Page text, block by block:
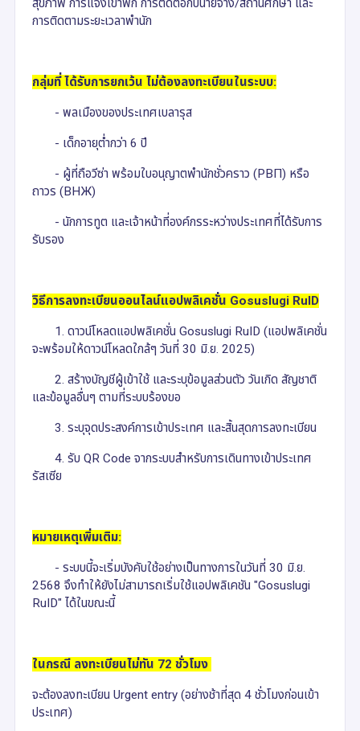
การติดตามระยะเวลาพำนัก
กลุ่มที่ ได้รับการยกเว้น ไม่ต้องลงทะเบียนในระบบ:
- พลเมืองของประเทศเบลารุส
- เด็กอายุต่ำกว่า 6 ปี
- ผู้ที่ถือวีซ่า พร้อมใบอนุญาตพำนักชั่วคราว (РВП) หรือ
ถาวร (ВНЖ)
- นักการทูต และเจ้าหน้าที่องค์กรระหว่างประเทศที่ได้รับการ
รับรอง
วิธีการลงทะเบียนออนไลน์แอปพลิเคชั่น Gosuslugi RuID
1. ดาวน์โหลดแอปพลิเคชั่น Gosuslugi RuID (แอปพลิเคชั่น
จะพร้อมให้ดาวน์โหลดใกล้ๆ วันที่ 30 มิ.ย. 2025)
2. สร้างบัญชีผู้เข้าใช้ และระบุข้อมูลส่วนตัว วันเกิด สัญชาติ
และข้อมูลอื่นๆ ตามที่ระบบร้องขอ
3. ระบุจุดประสงค์การเข้าประเทศ และสิ้นสุดการลงทะเบียน
4. รับ QR Code จากระบบสำหรับการเดินทางเข้าประเทศ
รัสเซีย
หมายเหตุเพิ่มเติม:
- ระบบนี้จะเริ่มบังคับใช้อย่างเป็นทางการในวันที่ 30 มิ.ย.
2568 จึงทำให้ยังไม่สามารถเริ่มใช้แอปพลิเคชัน "Gosuslugi
RuID" ได้ในขณะนี้
ในกรณี ลงทะเบียนไม่ทัน 72 ชั่วโมง
จะต้องลงทะเบียน Urgent entry (อย่างช้าที่สุด 4 ชั่วโมงก่อนเข้า
ประเทศ)